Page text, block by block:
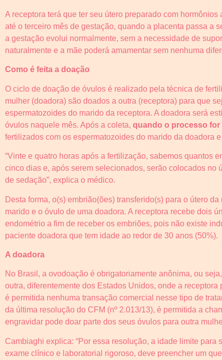
A receptora terá que ter seu útero preparado com
até o terceiro mês de gestação, quando a placenta passa a
a gestação evolui normalmente, sem a necessidade de
naturalmente e a mãe poderá amamentar sem nenhuma
Como é feita a doação
O ciclo de doação de óvulos é realizado pela técnica de
mulher (doadora) são doados a outra (receptora) para que
espermatozoides do marido da receptora. A doadora será
óvulos naquele mês. Após a coleta, quando o processo for
fertilizados com os espermatozoides do marido da doadora
“Vinte e quatro horas após a fertilização, sabemos quantos
cinco dias e, após serem selecionados, serão colocados
de sedação”, explica o médico.
Desta forma, o(s) embrião(ões) transferido(s) para o útero
marido e o óvulo de uma doadora. A receptora recebe dois
endométrio a fim de receber os embriões, pois não existe
paciente doadora que tem idade ao redor de 30 anos (50%).
A doadora
No Brasil, a ovodoação é obrigatoriamente anônima, ou
outra, diferentemente dos Estados Unidos, onde a
é permitida nenhuma transação comercial nesse tipo de
da última resolução do CFM (nº 2.013/13), é permitida a
engravidar pode doar parte dos seus óvulos para outra
Cambiaghi explica: “Por essa resolução, a idade limite
exame clínico e laboratorial rigoroso, deve preencher um